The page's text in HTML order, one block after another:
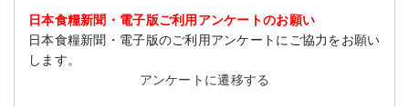
日本食糧新聞・電子版ご利用アンケートのお願い
日本食糧新聞・電子版のご利用アンケートにご協力をお願い
します。
アンケートに遷移する